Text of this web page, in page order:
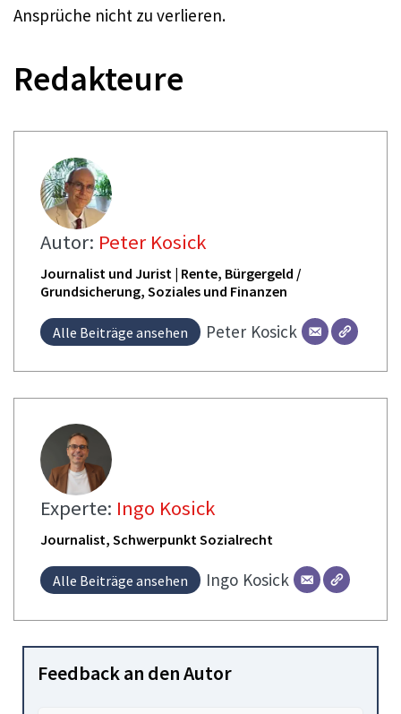
Ansprüche nicht zu verlieren.
Redakteure
Autor: Peter Kosick
Journalist und Jurist | Rente, Bürgergeld /
Grundsicherung, Soziales und Finanzen
Alle Beiträge ansehen Peter Kosick
Experte: Ingo Kosick
Journalist, Schwerpunkt Sozialrecht
Alle Beiträge ansehen Ingo Kosick
Feedback an den Autor